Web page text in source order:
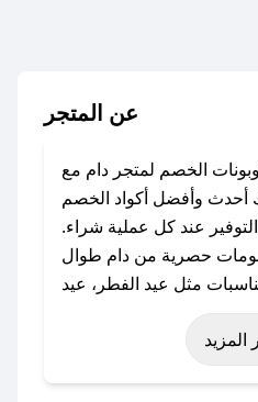
عن المتجر
الخصم لمتجر دام مع
وأفضل أكواد الخصم
عند كل عملية شراء.
حصرية من دام طوال
مثل عيد الفطر، عيد
(شهر نوفمبر)، رمضان،
أو حتى عروض خاصة المزيد